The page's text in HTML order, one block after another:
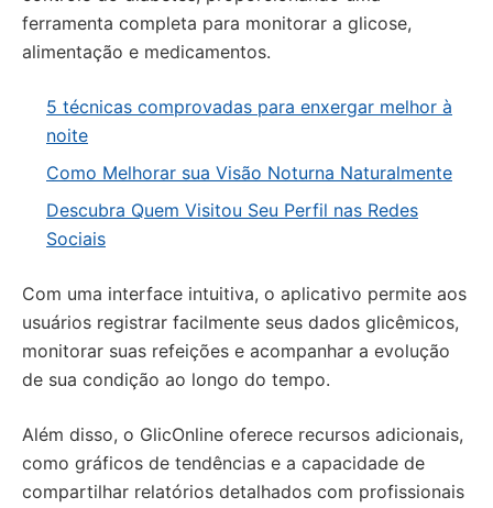
ferramenta completa para monitorar a glicose,
alimentação e medicamentos.
5 técnicas comprovadas para enxergar melhor à
noite
Como Melhorar sua Visão Noturna Naturalmente
Descubra Quem Visitou Seu Perfil nas Redes
Sociais
Com uma interface intuitiva, o aplicativo permite aos
usuários registrar facilmente seus dados glicêmicos,
monitorar suas refeições e acompanhar a evolução
de sua condição ao longo do tempo.
Além disso, o GlicOnline oferece recursos adicionais,
como gráficos de tendências e a capacidade de
compartilhar relatórios detalhados com profissionais